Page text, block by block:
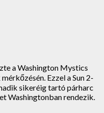
a Washington Mystics
Ezzel a Sun 2-
sikeréig tartó párharc
Washingtonban rendezik.